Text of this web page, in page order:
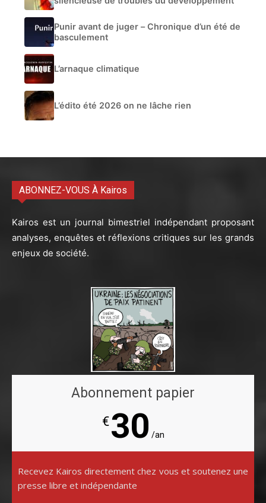
Punir avant de juger – Chronique d’un été de
basculement
L’arnaque climatique
L’édito été 2026 on ne lâche rien
ABONNEZ-VOUS À Kairos
Kairos est un journal bimestriel indépendant proposant
analyses, enquêtes et réflexions critiques sur les grands
enjeux de société.
Abonnement papier
€30 /an
Recevez Kairos directement chez vous et soutenez une
presse libre et indépendante